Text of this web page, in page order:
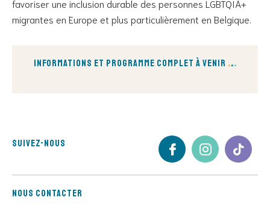
favoriser une inclusion durable des personnes LGBTQIA+
migrantes en Europe et plus particulièrement en Belgique.
informations et Programme complet à venir ...
Suivez-nous
Nous contacter